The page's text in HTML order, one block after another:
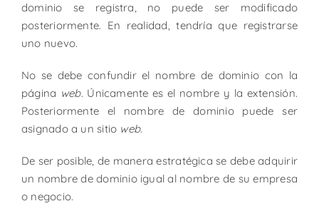
dominio se registra, no puede ser modificado
posteriormente. En realidad, tendría que registrarse
uno nuevo.
No se debe confundir el nombre de dominio con la
página web. Únicamente es el nombre y la extensión.
Posteriormente el nombre de dominio puede ser
asignado a un sitio web.
De ser posible, de manera estratégica se debe adquirir
un nombre de dominio igual al nombre de su empresa
o negocio.